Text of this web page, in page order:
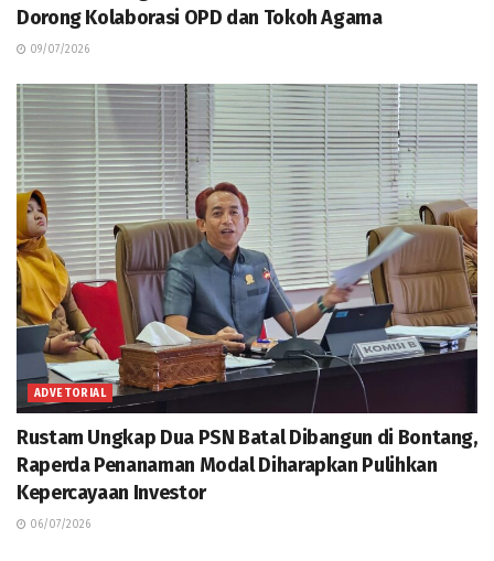
Dorong Kolaborasi OPD dan Tokoh Agama
09/07/2026
ADVETORIAL
Rustam Ungkap Dua PSN Batal Dibangun di Bontang,
Raperda Penanaman Modal Diharapkan Pulihkan
Kepercayaan Investor
06/07/2026